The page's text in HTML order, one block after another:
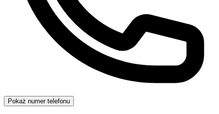
Pokaż numer telefonu